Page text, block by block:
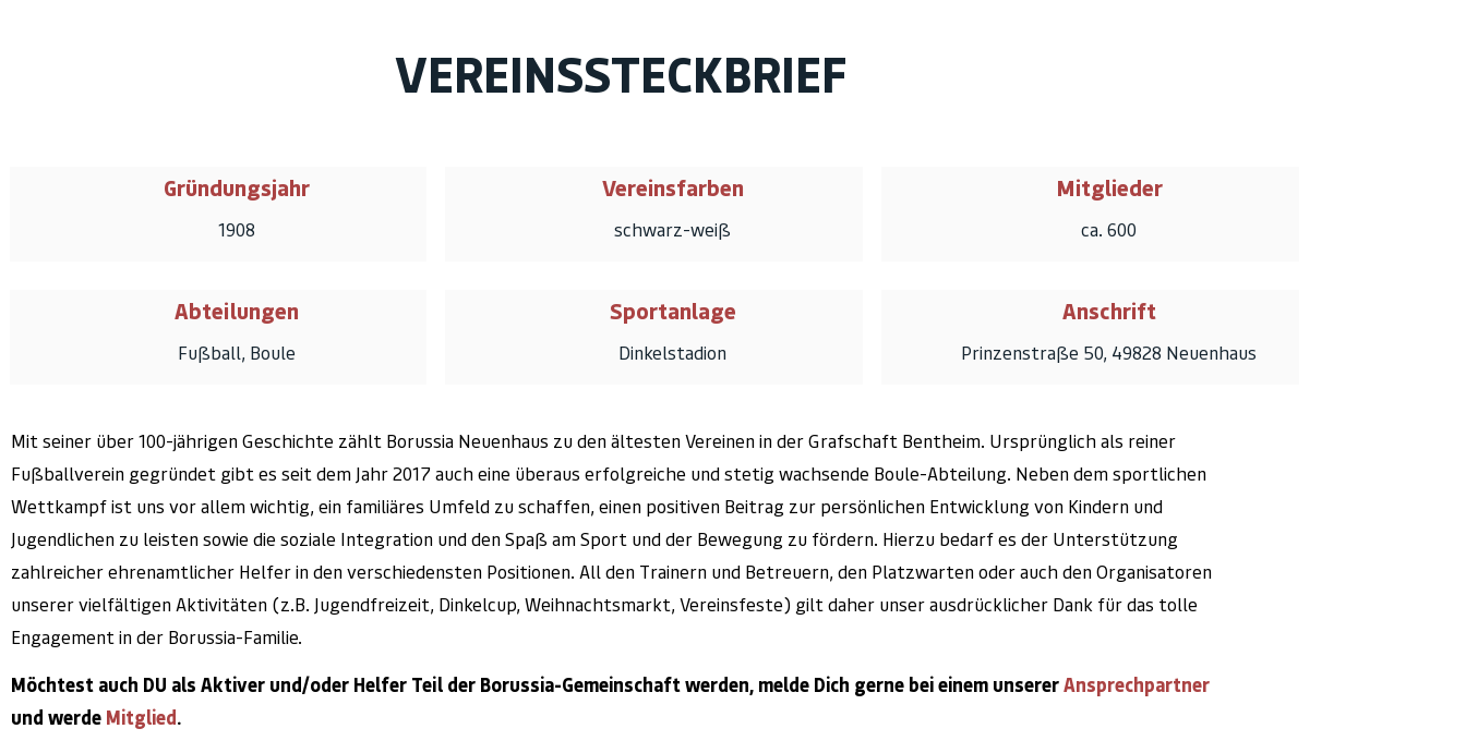
VEREINSSTECKBRIEF
Gründungsjahr
1908
Vereinsfarben
schwarz-weiß
Mitglieder
ca. 600
Abteilungen
Fußball, Boule
Sportanlage
Dinkelstadion
Anschrift
Prinzenstraße 50, 49828 Neuenhaus
Mit seiner über 100-jährigen Geschichte zählt Borussia Neuenhaus zu den ältesten Vereinen in der Grafschaft Bentheim. Ursprünglich als reiner
Fußballverein gegründet gibt es seit dem Jahr 2017 auch eine überaus erfolgreiche und stetig wachsende Boule-Abteilung. Neben dem sportlichen
Wettkampf ist uns vor allem wichtig, ein familiäres Umfeld zu schaffen, einen positiven Beitrag zur persönlichen Entwicklung von Kindern und
Jugendlichen zu leisten sowie die soziale Integration und den Spaß am Sport und der Bewegung zu fördern. Hierzu bedarf es der Unterstützung
zahlreicher ehrenamtlicher Helfer in den verschiedensten Positionen. All den Trainern und Betreuern, den Platzwarten oder auch den Organisatoren
unserer vielfältigen Aktivitäten (z.B. Jugendfreizeit, Dinkelcup, Weihnachtsmarkt, Vereinsfeste) gilt daher unser ausdrücklicher Dank für das tolle
Engagement in der Borussia-Familie.
Möchtest auch DU als Aktiver und/oder Helfer Teil der Borussia-Gemeinschaft werden, melde Dich gerne bei einem unserer Ansprechpartner
und werde Mitglied .